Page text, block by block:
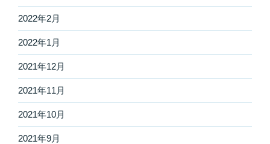
2022年2月
2022年1月
2021年12月
2021年11月
2021年10月
2021年9月